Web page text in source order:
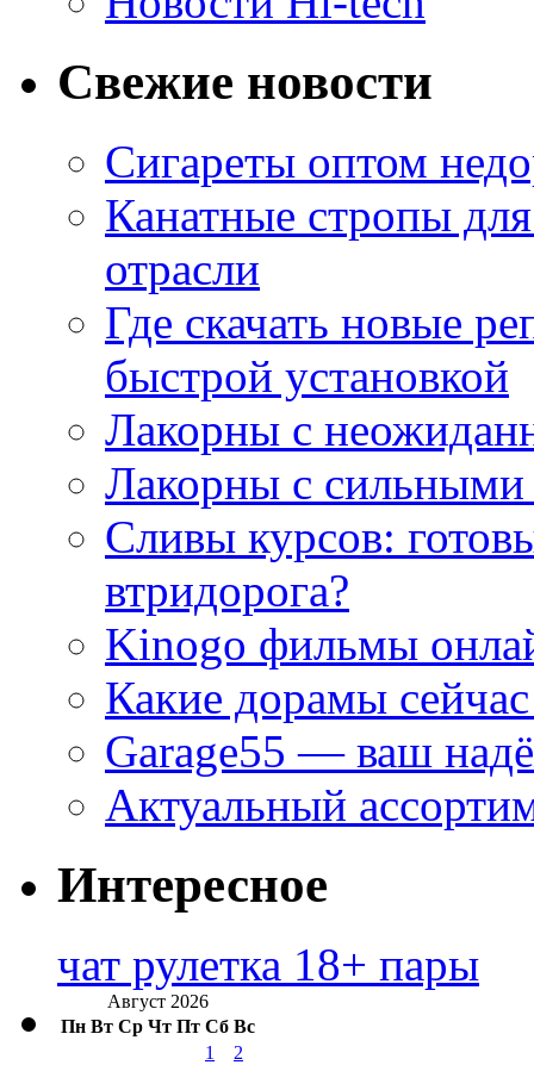
Свежие новости
Сигареты оптом
Канатные стропы
отрасли
Где скачать новые
быстрой установкой
Лакорны с
Лакорны с сильными
Сливы курсов:
втридорога?
Kinogo фильмы
Какие дорамы
Garage55 — ваш
Актуальный
Интересное
чат рулетка 18+ пары
Август 2026
Пн Вт Ср Чт Пт Сб Вс
1
2